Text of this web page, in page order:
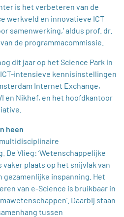
is het verbeteren van de
werkveld en innovatieve ICT
samenwerking,’ aldus prof. dr.
de programmacommissie.
dit jaar op het Science Park in
intensieve kennisinstellingen
Internet Exchange,
en Nikhef, en het hoofdkantoor
heen
De Vlieg: ‘Wetenschappelijke
plaats op het snijvlak van
gezamenlijke inspanning. Het
van e-Science is bruikbaar in
Daarbij staan
tussen